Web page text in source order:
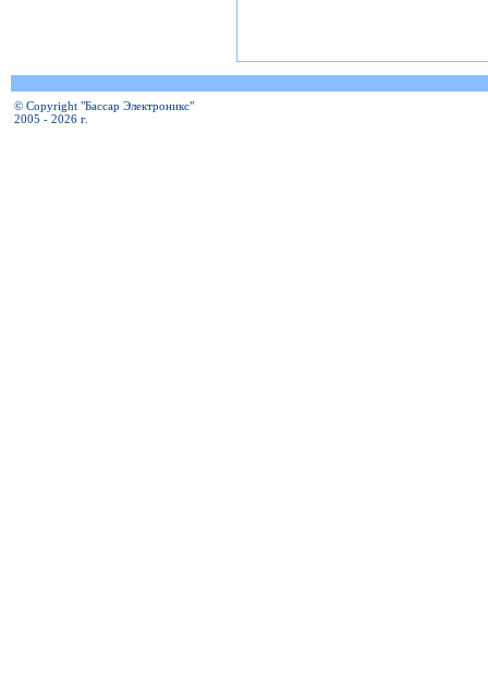
© Copyright "Бассар Электроникс"
2005 - 2026 г.